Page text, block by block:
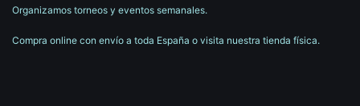
Organizamos torneos y eventos semanales.
Compra online con envío a toda España o visita nuestra tienda física.